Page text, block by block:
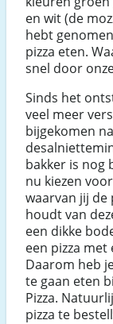
en wit (de
hebt
pizza eten.
snel door
Sinds het
veel meer
bijgekomen
bakker is nog
nu kiezen
waarvan jij de
houdt van
een dikke
een pizza
Daarom heb
te gaan eten
Pizza.
pizza te